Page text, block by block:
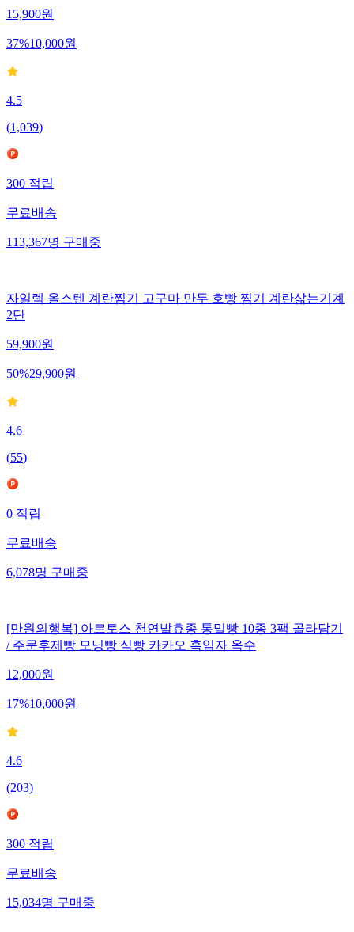
15,900원
37%10,000원
4.5
(1,039)
300 적립
무료배송
113,367명 구매중
자일렉 올스텐 계란찜기 고구마 만두 호빵 찜기 계란삶는기계
2단
59,900원
50%29,900원
4.6
(55)
0 적립
무료배송
6,078명 구매중
[만원의행복] 아르토스 천연발효종 통밀빵 10종 3팩 골라담기
/ 주문후제빵 모닝빵 식빵 카카오 흑임자 옥수
12,000원
17%10,000원
4.6
(203)
300적립
무료배송
15,034명구매중